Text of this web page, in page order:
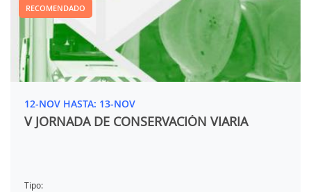
RECOMENDADO
12-NOV HASTA: 13-NOV
V JORNADA DE CONSERVACIÓN VIARIA
Tipo: